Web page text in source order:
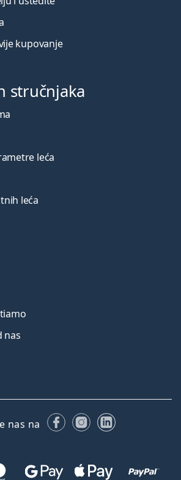
kupovanje
stručnjaka
leća
leća
nas
nas na FacebookuInstagramu
LinkedIn